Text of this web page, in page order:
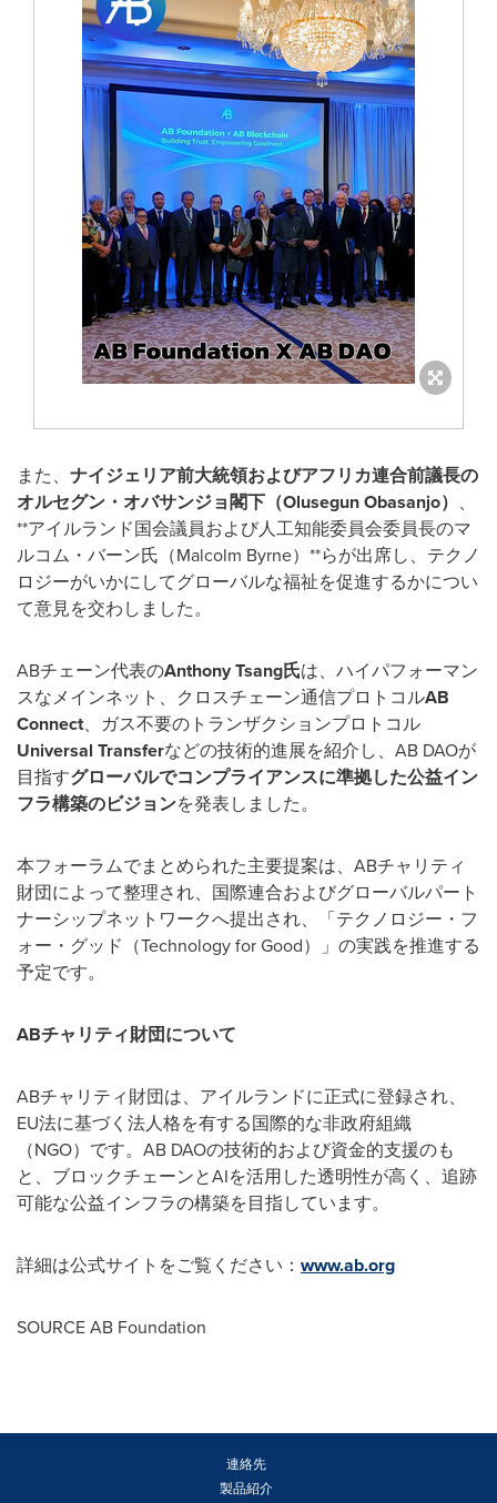
また、 ナイジェリア前大統領およびアフリカ連合前議長の
オルセグン・オバサンジョ閣下（Olusegun Obasanjo） 、
**アイルランド国会議員および人工知能委員会委員長のマ
ルコム・バーン氏（Malcolm Byrne）**らが出席し、テクノ
ロジーがいかにしてグローバルな福祉を促進するかについ
て意見を交わしました。
ABチェーン代表のAnthony Tsang氏は、ハイパフォーマン
スなメインネット、クロスチェーン通信プロトコルAB
Connect、ガス不要のトランザクションプロトコル
Universal Transferなどの技術的進展を紹介し、AB DAOが
目指すグローバルでコンプライアンスに準拠した公益イン
フラ構築のビジョンを発表しました。
本フォーラムでまとめられた主要提案は、ABチャリティ
財団によって整理され、国際連合およびグローバルパート
ナーシップネットワークへ提出され、「テクノロジー・フ
ォー・グッド（Technology for Good）」の実践を推進する
予定です。
ABチャリティ財団について
ABチャリティ財団は、アイルランドに正式に登録され、
EU法に基づく法人格を有する国際的な非政府組織
（NGO）です。AB DAOの技術的および資金的支援のも
と、ブロックチェーンとAIを活用した透明性が高く、追跡
可能な公益インフラの構築を目指しています。
詳細は公式サイトをご覧ください： www.ab.org
SOURCE AB Foundation
連絡先
製品紹介